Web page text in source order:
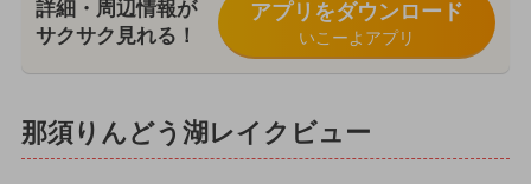
詳細・周辺情報が
サクサク見れる！
アプリをダウンロード
いこーよアプリ
那須りんどう湖レイクビュー